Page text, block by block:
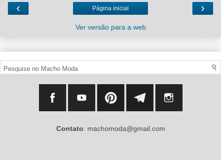
‹ ›
Página inicial
Ver versão para a web
Contato: machomoda@gmail.com